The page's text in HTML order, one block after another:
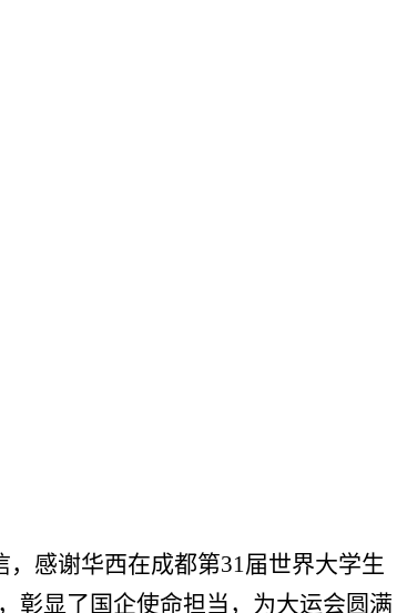
感谢华西在成都第31届世界大学生
彰显了国企使命担当，为大运会圆满